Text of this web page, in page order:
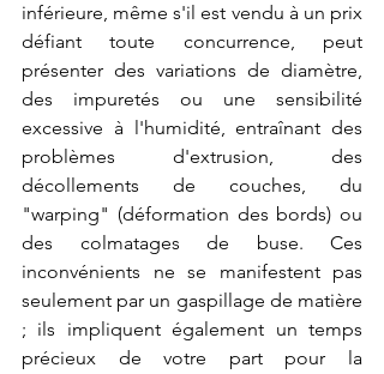
inférieure, même s'il est vendu à un prix
défiant toute concurrence, peut
présenter des variations de diamètre,
des impuretés ou une sensibilité
excessive à l'humidité, entraînant des
problèmes d'extrusion, des
décollements de couches, du
"warping" (déformation des bords) ou
des colmatages de buse. Ces
inconvénients ne se manifestent pas
seulement par un gaspillage de matière
; ils impliquent également un temps
précieux de votre part pour la